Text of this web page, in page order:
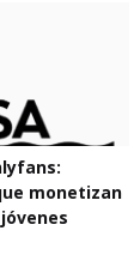
monetizan